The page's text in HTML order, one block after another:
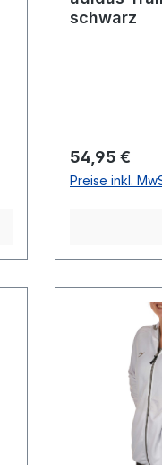
schwarz
Regulärer
54,95 €
Preise inkl.